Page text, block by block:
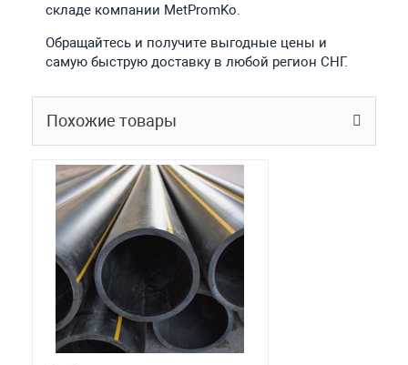
складе компании MetPromKo.
Обращайтесь и получите выгодные цены и
самую быструю доставку в любой регион СНГ.
Похожие товары